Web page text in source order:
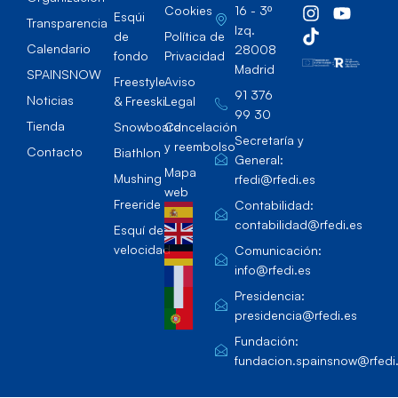
Transparencia
Calendario
SPAINSNOW
Noticias
Tienda
Contacto
Esqúi
de
fondo
Freestyle
& Freeski
Snowboard
Biathlon
Mushing
Freeride
Esquí de
velocidad
Cookies
Política de
Privacidad
Aviso
Legal
Cancelación
y reembolso
Mapa
web
16 - 3º
Izq.
28008
Madrid
91 376
99 30
Secretaría y
General:
rfedi@rfedi.es
Contabilidad:
contabilidad@rfedi.es
Comunicación:
info@rfedi.es
Presidencia:
presidencia@rfedi.es
Fundación: